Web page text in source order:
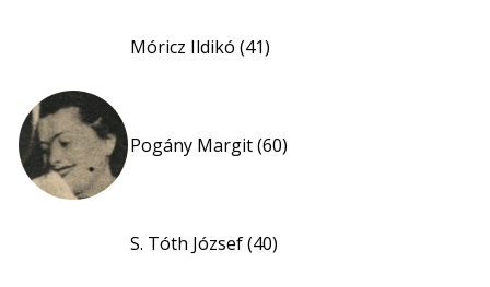
Móricz Ildikó (41)
Pogány Margit (60)
S. Tóth József (40)